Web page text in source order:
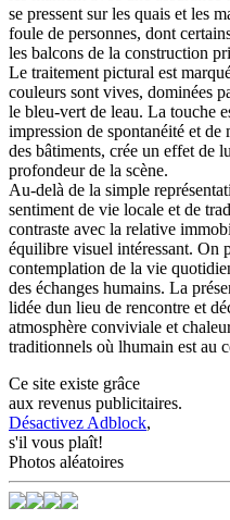
se pressent sur les quais et les
foule de personnes, dont
les balcons de la construction
Le traitement pictural est
couleurs sont vives, dominées
le bleu-vert de leau. La touche
impression de spontanéité et
des bâtiments, crée un effet de
profondeur de la scène.
Au-delà de la simple
sentiment de vie locale et de
contraste avec la relative
équilibre visuel intéressant. On
contemplation de la vie
des échanges humains. La
lidée dun lieu de rencontre et
atmosphère conviviale et
traditionnels où lhumain est au
Ce site existe grâce
aux revenus publicitaires.
Désactivez Adblock,
s'il vous plaît!
Photos aléatoires